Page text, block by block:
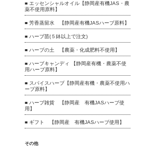
■ エッセンシャルオイル【静岡産有機JAS・農
薬不使用原料】
■ 芳香蒸留水 【静岡産有機JASハーブ原料】
■ ハーブ苗(５鉢以上で注文)
■ ハーブの土 【農薬・化成肥料不使用】
■ ハーブキャンディ 【静岡産有機・農薬不使
用ハーブ原料】
■ スパイスハーブ【静岡産有機・農薬不使用ハ
ーブ原料】
■ ハーブ雑貨 【静岡産 有機JASハーブ使
用】
■ ギフト 【静岡産 有機JASハーブ使用】
その他